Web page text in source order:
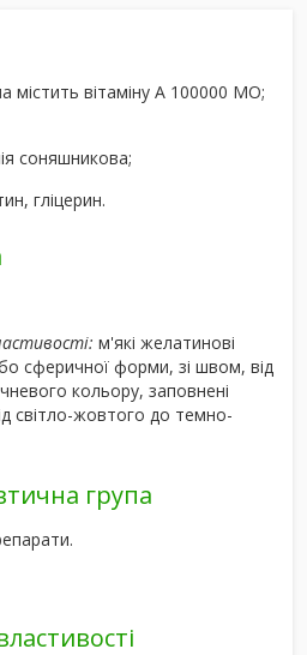
містить вітаміну А 100000 МО;
соняшникова;
гліцерин.
м'які желатинові
сферичної форми, зі швом, від
кольору, заповнені
світло-жовтого до темно-
група